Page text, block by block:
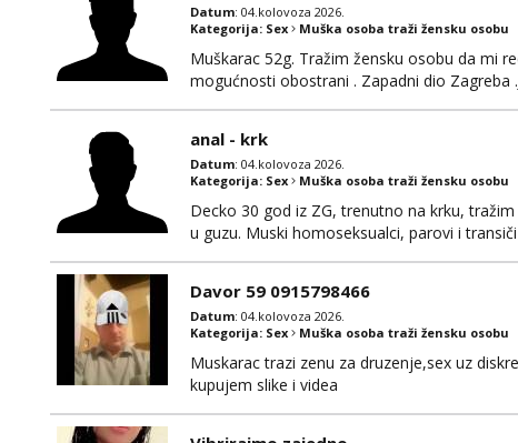
Datum: 04.kolovoza 2026.
Kategorija: Sex Muška osoba traži žensku osobu
Muškarac 52g. Tražim žensku osobu da mi
mogućnosti obostrani . Zapadni dio Zagreba
anal - krk
Datum: 04.kolovoza 2026.
Kategorija: Sex Muška osoba traži žensku osobu
Decko 30 god iz ZG, trenutno na krku,
u guzu. Muski homoseksualci, parovi i
Davor 59 0915798466
Datum: 04.kolovoza 2026.
Kategorija: Sex Muška osoba traži žensku osobu
Muskarac trazi zenu za druzenje,sex uz
kupujem slike i videa